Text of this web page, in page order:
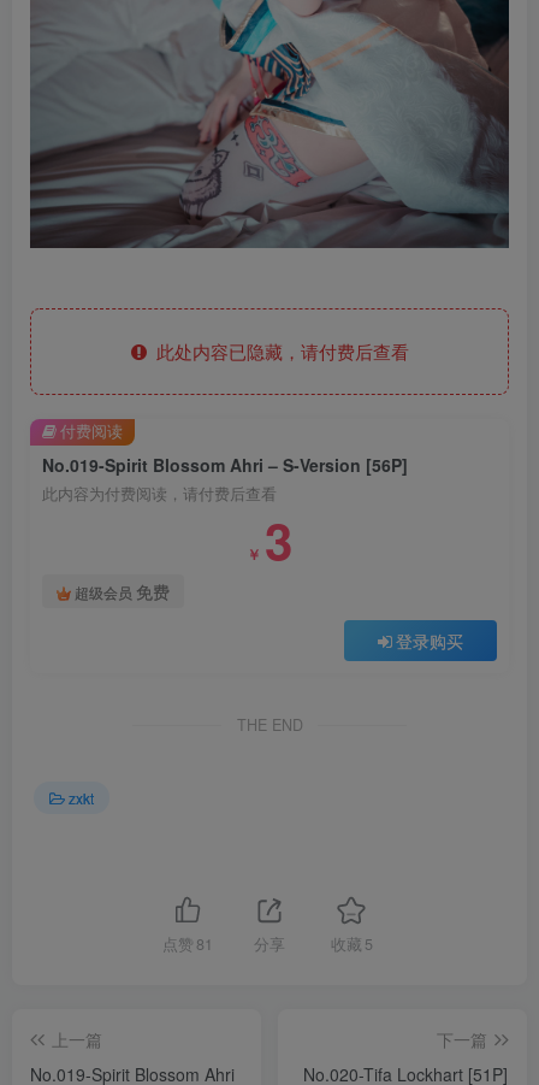
此处内容已隐藏，请付费后查看
No.019-Spirit Blossom Ahri – S-Version [56P]
此内容为付费阅读，请付费后查看
￥ 3
超级会员 免费
登录购买
付费阅读
THE END
zxkt
点赞 81 分享 收藏 5
上一篇
No.019-Spirit Blossom Ahri
下一篇
No.020-Tifa Lockhart [51P]